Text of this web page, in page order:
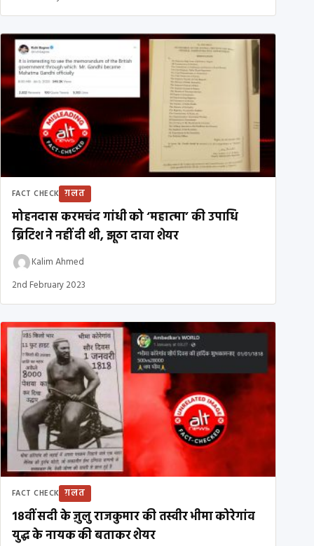
FACT CHECK ग़लत
मोहनदास करमचंद गांधी को ‘महात्मा’ की उपाधि
ब्रिटिश ने नहीं दी थी, झूठा दावा शेयर
Kalim Ahmed
2nd February 2023
FACT CHECK ग़लत
18वीं सदी के ज़ुलु राजकुमार की तस्वीर भीमा कोरेगांव
युद्ध के नायक की बताकर शेयर